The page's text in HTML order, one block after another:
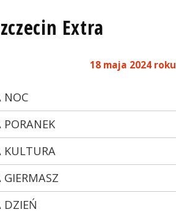
Extra
18 maja 2024 roku
NOC
PORANEK
KULTURA
GIERMASZ
DZIEŃ